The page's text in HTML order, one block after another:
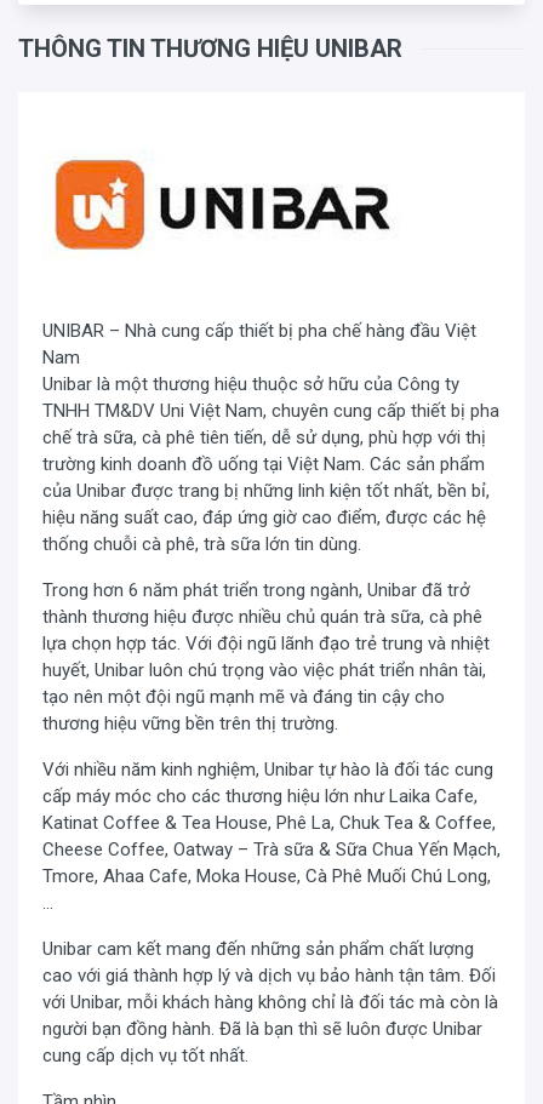
THÔNG TIN THƯƠNG HIỆU UNIBAR
UNIBAR – Nhà cung cấp thiết bị pha chế hàng đầu Việt
Nam
Unibar là một thương hiệu thuộc sở hữu của Công ty
TNHH TM&DV Uni Việt Nam, chuyên cung cấp thiết bị pha
chế trà sữa, cà phê tiên tiến, dễ sử dụng, phù hợp với thị
trường kinh doanh đồ uống tại Việt Nam. Các sản phẩm
của Unibar được trang bị những linh kiện tốt nhất, bền bỉ,
hiệu năng suất cao, đáp ứng giờ cao điểm, được các hệ
thống chuỗi cà phê, trà sữa lớn tin dùng.
Trong hơn 6 năm phát triển trong ngành, Unibar đã trở
thành thương hiệu được nhiều chủ quán trà sữa, cà phê
lựa chọn hợp tác. Với đội ngũ lãnh đạo trẻ trung và nhiệt
huyết, Unibar luôn chú trọng vào việc phát triển nhân tài,
tạo nên một đội ngũ mạnh mẽ và đáng tin cậy cho
thương hiệu vững bền trên thị trường.
Với nhiều năm kinh nghiệm, Unibar tự hào là đối tác cung
cấp máy móc cho các thương hiệu lớn như Laika Cafe,
Katinat Coffee & Tea House, Phê La, Chuk Tea & Coffee,
Cheese Coffee, Oatway – Trà sữa & Sữa Chua Yến Mạch,
Tmore, Ahaa Cafe, Moka House, Cà Phê Muối Chú Long,
…
Unibar cam kết mang đến những sản phẩm chất lượng
cao với giá thành hợp lý và dịch vụ bảo hành tận tâm. Đối
với Unibar, mỗi khách hàng không chỉ là đối tác mà còn là
người bạn đồng hành. Đã là bạn thì sẽ luôn được Unibar
cung cấp dịch vụ tốt nhất.